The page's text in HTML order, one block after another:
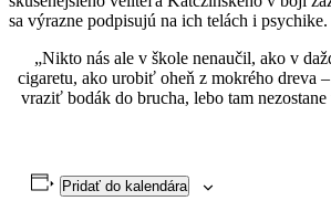
sa výrazne podpisujú na ich telách i psychike.
„Nikto nás ale v škole nenaučil, ako v
cigaretu, ako urobiť oheň z mokrého dreva
vraziť bodák do brucha, lebo tam
Pridať do kalendára